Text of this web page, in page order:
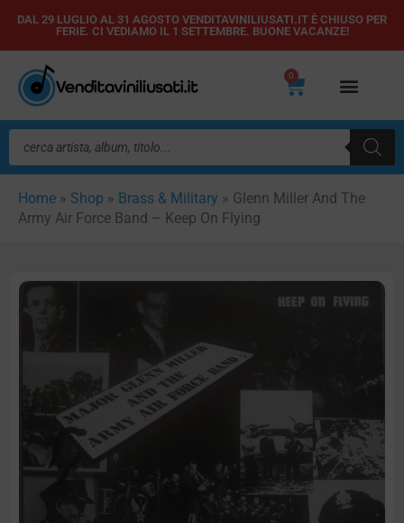
Vai
contenuto
DAL 29 LUGLIO AL 31 AGOSTO VENDITAVINILIUSATI.IT È CHIUSO PER
FERIE. CI VEDIAMO IL 1 SETTEMBRE. BUONE VACANZE!
0
Carrello
Ricerca
prodotti
Home » Shop » Brass & Military » Glenn Miller And The
Army Air Force Band – Keep On Flying